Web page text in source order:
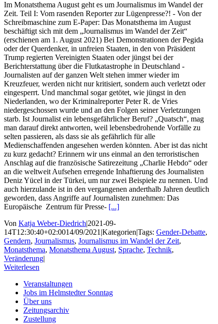
Im Monatsthema August geht es um Journalismus im Wandel der
Zeit. Teil I: Vom rasenden Reporter zur Lügenpresse?! - Von der
Schreibmaschine zum E-Paper: Das Monatsthema im August
beschäftigt sich mit dem „Journalismus im Wandel der Zeit“
(erschienen am 1. August 2021) Bei Demonstrationen der Pegida
oder der Querdenker, in unfreien Staaten, in den von Präsident
Trump regierten Vereinigten Staaten oder jüngst bei der
Berichterstattung über die Flutkatastrophe in Deutschland -
Journalisten auf der ganzen Welt stehen immer wieder im
Kreuzfeuer, werden nicht nur kritisiert, sondern auch verletzt oder
eingesperrt. Und manchmal sogar getötet, wie jüngst in den
Niederlanden, wo der Kriminalreporter Peter R. de Vries
niedergeschossen wurde und an den Folgen seiner Verletzungen
starb. Ist Journalist ein lebensgefährlicher Beruf? „Quatsch“, mag
man darauf direkt antworten, weil lebensbedrohende Vorfälle zu
selten passieren, als dass sie als gefährlich für alle
Medienschaffenden angesehen werden könnten. Aber ist das nicht
zu kurz gedacht? Erinnern wir uns einmal an den terroristischen
Anschlag auf die französische Satirezeitung „Charlie Hebdo“ oder
an die weltweit Aufsehen erregende Inhaftierung des Journalisten
Deniz Yücel in der Türkei, um nur zwei Beispiele zu nennen. Und
auch hierzulande ist in den vergangenen anderthalb Jahren deutlich
geworden, dass Angriffe auf Journalisten zunehmen: Das
Europäische Zentrum für Presse- [...]
Von Katja Weber-Diedrich|2021-09-
14T12:30:40+02:0014/09/2021 |Kategorien|Tags: Gender-Debatte,
Gendern, Journalismus, Journalismus im Wandel der Zeit,
Monatsthema, Monatsthema August, Sprache, Technik,
Veränderung|
Weiterlesen
Veranstaltungen
Jobs im Helmstedter Sonntag
Über uns
Zeitungsarchiv
Zustellung